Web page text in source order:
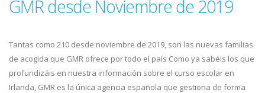
GMR desde Noviembre de 2019
Tantas como 210 desde noviembre de 2019, son las nuevas familias
de acogida que GMR ofrece por todo el país Como ya sabéis los que
profundizáis en nuestra información sobre el curso escolar en
Irlanda, GMR es la única agencia española que gestiona de forma